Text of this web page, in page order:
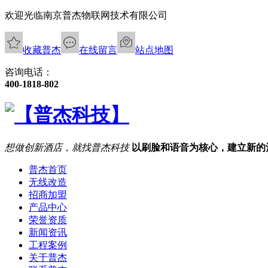
欢迎光临南京普杰物联网技术有限公司
收藏普杰 在线留言 站点地图
咨询电话：
400-1818-802
想做创新酒店，就找普杰科技 以刷脸和语音为核心，建立新
普杰首页
无线改造
招商加盟
产品中心
荣誉资质
新闻资讯
工程案例
关于普杰